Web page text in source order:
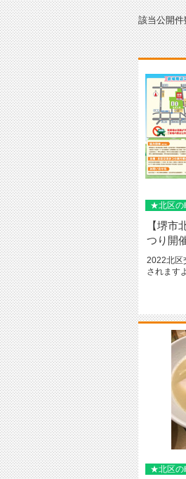
該当公開件
★北区の
【堺市
つり開
2022北区
されます
★北区の